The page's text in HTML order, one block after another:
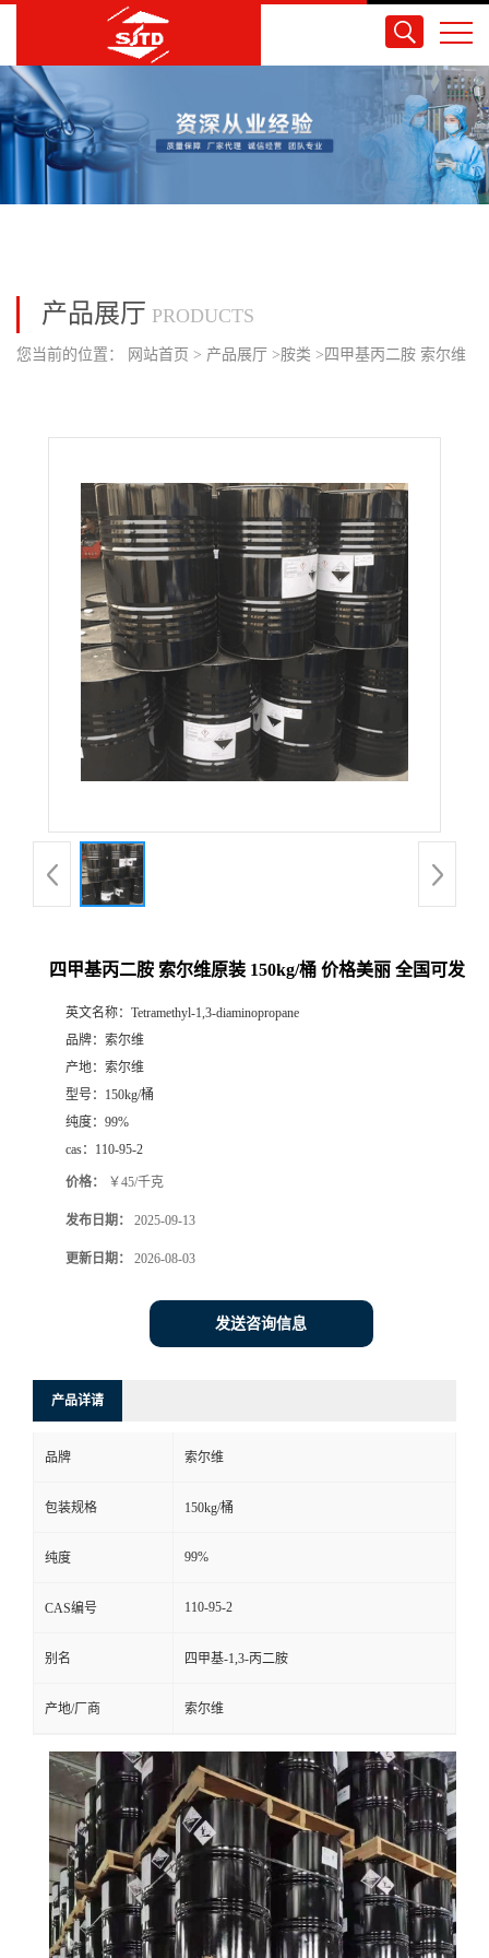
产品展厅 PRODUCTS
您当前的位置： 网站首页 > 产品展厅 >胺类 > 四甲基丙二胺 索尔维
四甲基丙二胺 索尔维原装 150kg/桶 价格美丽 全国可发
英文名称： Tetramethyl-1,3-diaminopropane
品牌： 索尔维
产地： 索尔维
型号： 150kg/桶
纯度： 99%
cas： 110-95-2
价格： ￥45/千克
发布日期： 2025-09-13
更新日期： 2026-08-03
发送咨询信息
产品详请
品牌 索尔维
包装规格 150kg/桶
纯度 99%
CAS编号 110-95-2
别名 四甲基-1,3-丙二胺
产地/厂商 索尔维